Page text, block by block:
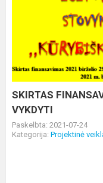
PROJEKTINEI
VYKDYTI
SKIRTAS
VYKDYTI
Paskelbta: 2021-07-24
Kategorija: Projektinė